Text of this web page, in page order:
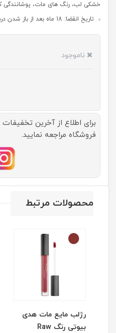
خشکی لب، رنگ های مات، پوشانندگی
تاریخ انقضا: 18 ماه بعد از باز شدن درب محصول
ناموجود
برای اطلاع از آخرین
فروشگاه مراجعه نمایید.
محصولات مرتبط
رژلب مایع مات هدی
بیوتی رنگ Raw